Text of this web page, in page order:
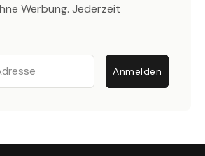
Werbung. Jederzeit
Anmelden